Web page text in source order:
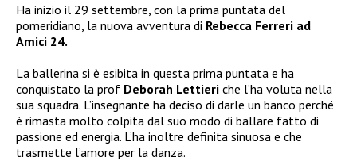
Ha inizio il 29 settembre, con la prima puntata del
pomeridiano, la nuova avventura di Rebecca Ferreri ad
Amici 24.
La ballerina si è esibita in questa prima puntata e ha
conquistato la prof Deborah Lettieri che l’ha voluta nella
sua squadra. L’insegnante ha deciso di darle un banco perché
è rimasta molto colpita dal suo modo di ballare fatto di
passione ed energia. L’ha inoltre definita sinuosa e che
trasmette l’amore per la danza.